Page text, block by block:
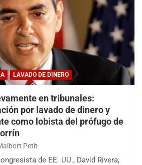
LAVADO DE DINERO
en tribunales:
por lavado de dinero y
como lobista del prófugo de
Petit
de EE. UU., David Rivera,